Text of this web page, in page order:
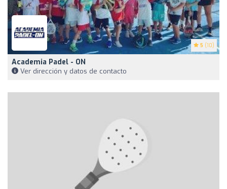
5 (10)
Academia Padel - ON
Ver dirección y datos de contacto